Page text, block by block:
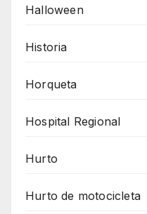
Halloween
Historia
Horqueta
Hospital Regional
Hurto
Hurto de motocicleta